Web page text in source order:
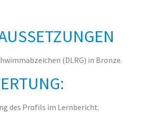
(DLRG) in Bronze.
des Profils im Lernbericht.